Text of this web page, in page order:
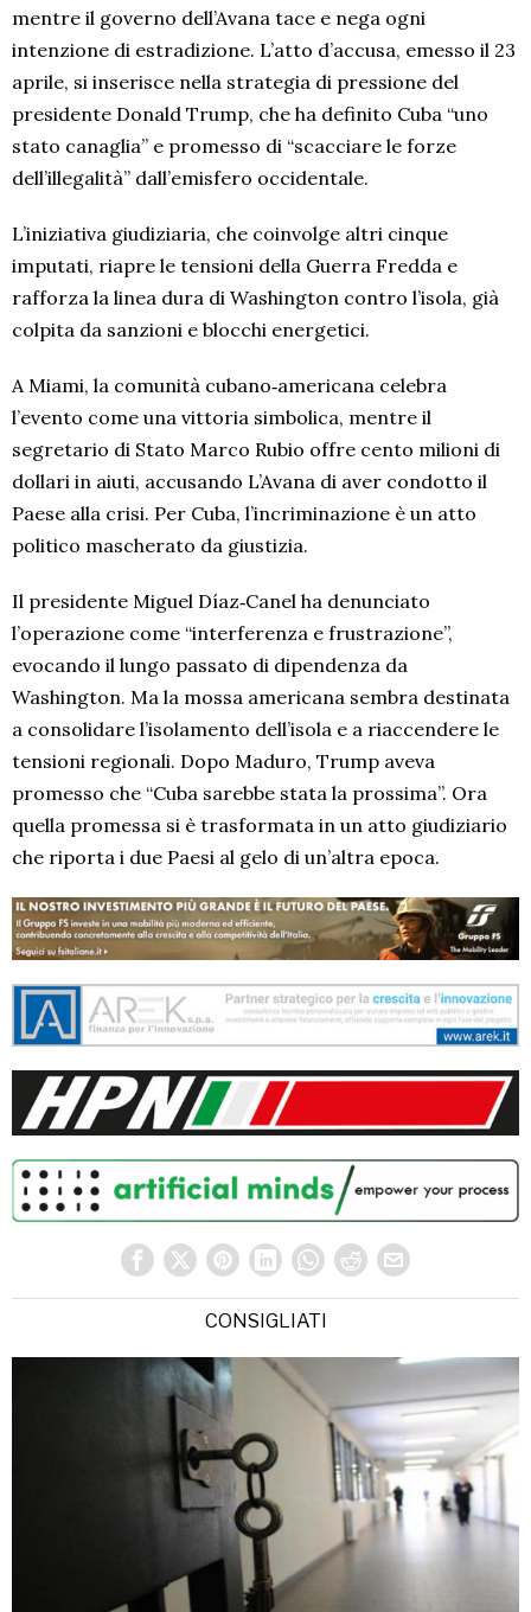
mentre il governo dell’Avana tace e nega ogni
intenzione di estradizione. L’atto d’accusa, emesso il 23
aprile, si inserisce nella strategia di pressione del
presidente Donald Trump, che ha definito Cuba “uno
stato canaglia” e promesso di “scacciare le forze
dell’illegalità” dall’emisfero occidentale.
L’iniziativa giudiziaria, che coinvolge altri cinque
imputati, riapre le tensioni della Guerra Fredda e
rafforza la linea dura di Washington contro l’isola, già
colpita da sanzioni e blocchi energetici.
A Miami, la comunità cubano‑americana celebra
l’evento come una vittoria simbolica, mentre il
segretario di Stato Marco Rubio offre cento milioni di
dollari in aiuti, accusando L’Avana di aver condotto il
Paese alla crisi. Per Cuba, l’incriminazione è un atto
politico mascherato da giustizia.
Il presidente Miguel Díaz‑Canel ha denunciato
l’operazione come “interferenza e frustrazione”,
evocando il lungo passato di dipendenza da
Washington. Ma la mossa americana sembra destinata
a consolidare l’isolamento dell’isola e a riaccendere le
tensioni regionali. Dopo Maduro, Trump aveva
promesso che “Cuba sarebbe stata la prossima”. Ora
quella promessa si è trasformata in un atto giudiziario
che riporta i due Paesi al gelo di un’altra epoca.
CONSIGLIATI